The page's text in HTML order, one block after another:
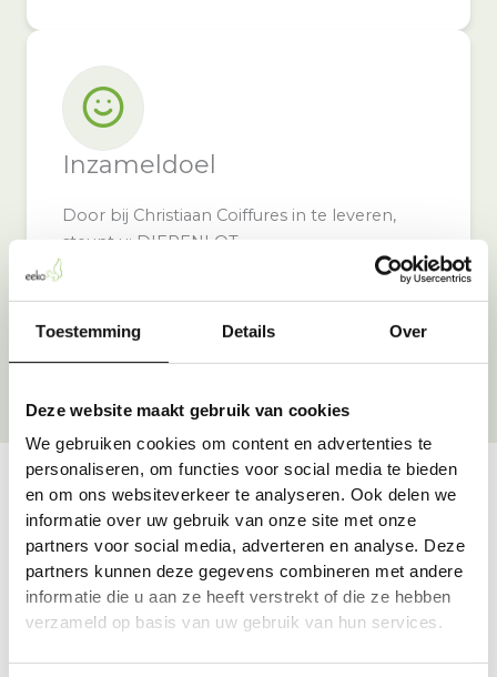
Toestemming Details Over
Deze website maakt gebruik van cookies
We gebruiken cookies om content en advertenties te
personaliseren, om functies voor social media te bieden
en om ons websiteverkeer te analyseren. Ook delen we
informatie over uw gebruik van onze site met onze
partners voor social media, adverteren en analyse. Deze
partners kunnen deze gegevens combineren met andere
informatie die u aan ze heeft verstrekt of die ze hebben
verzameld op basis van uw gebruik van hun services.
Inzameldoel
Door bij Christiaan Coiffures in te leveren,
steunt u: DIERENLOT
Vraag & antwoord
De meest voorkomende vragen over onze dienst vind
je hier.
Bekijk alle antwoorden